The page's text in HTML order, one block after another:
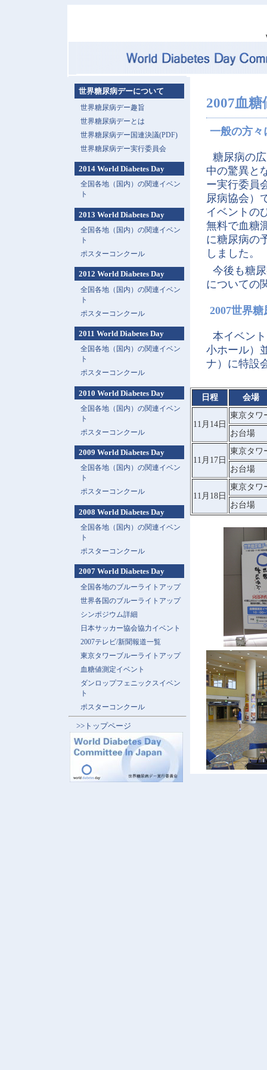
2007血
一般の方々
糖尿病の
中の驚異と
ー実行委員
尿病協会）
イベントの
無料で血糖
に糖尿病の
しました。
今後も糖
についての
2007世界
本イベン
小ホール）
ナ）に特設
日程 会場
11月14日
東京タワ
お台場
11月17日
東京タワ
お台場
11月18日
東京タワ
お台場
世界糖尿病デーについて
世界糖尿病デー趣旨
世界糖尿病デーとは
世界糖尿病デー国連決議(PDF)
世界糖尿病デー実行委員会
2014 World Diabetes Day
全国各地（国内）の関連イベン
ト
2013 World Diabetes Day
全国各地（国内）の関連イベン
ト
ポスターコンクール
2012 World Diabetes Day
全国各地（国内）の関連イベン
ト
ポスターコンクール
2011 World Diabetes Day
全国各地（国内）の関連イベン
ト
ポスターコンクール
2010 World Diabetes Day
全国各地（国内）の関連イベン
ト
ポスターコンクール
2009 World Diabetes Day
全国各地（国内）の関連イベン
ト
ポスターコンクール
2008 World Diabetes Day
全国各地（国内）の関連イベン
ト
ポスターコンクール
2007 World Diabetes Day
全国各地のブルーライトアップ
世界各国のブルーライトアップ
シンポジウム詳細
日本サッカー協会協力イベント
2007テレビ/新聞報道一覧
東京タワーブルーライトアップ
血糖値測定イベント
ダンロップフェニックスイベン
ト
ポスターコンクール
>>トップページ